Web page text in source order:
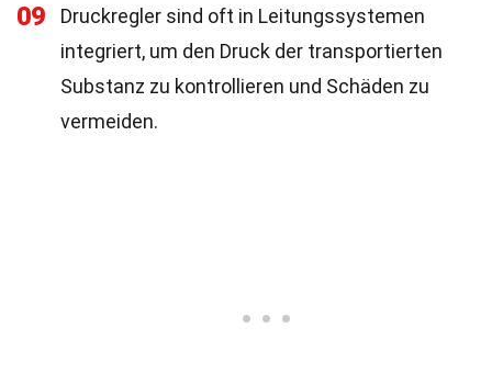
09
Druckregler sind oft in Leitungssystemen
integriert, um den Druck der transportierten
Substanz zu kontrollieren und Schäden zu
vermeiden.